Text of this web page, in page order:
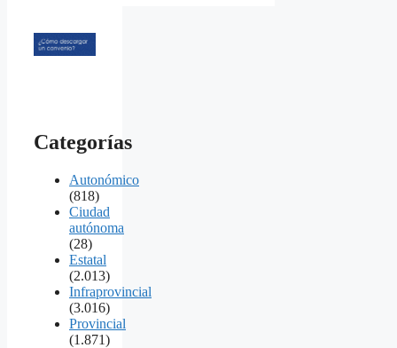
Categorías
Autonómico
(818)
Ciudad
autónoma
(28)
Estatal
(2.013)
Infraprovincial
(3.016)
Provincial
(1.871)